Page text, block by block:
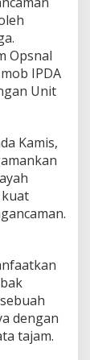
Opsnal
IPDA
Unit
Kamis,
dengan
tajam.